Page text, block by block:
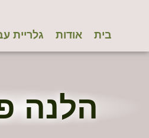
אודות גלריית עבודות
הלנה